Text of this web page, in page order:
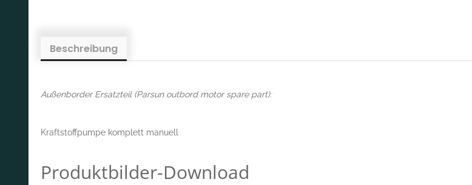
Beschreibung
Außenborder Ersatzteil (Parsun outbord motor spare part):
Kraftstoffpumpe komplett manuell
Produktbilder-Download